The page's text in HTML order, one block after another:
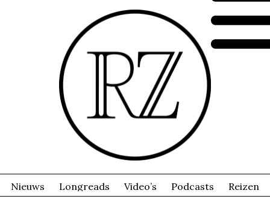
Nieuws Longreads Video’s Podcasts Reizen